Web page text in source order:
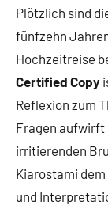
Plötzlich sind
fünfzehn
Hochzeitreise
Certified Copy
Reflexion zum
Fragen aufwirft
irritierenden
Kiarostami
und